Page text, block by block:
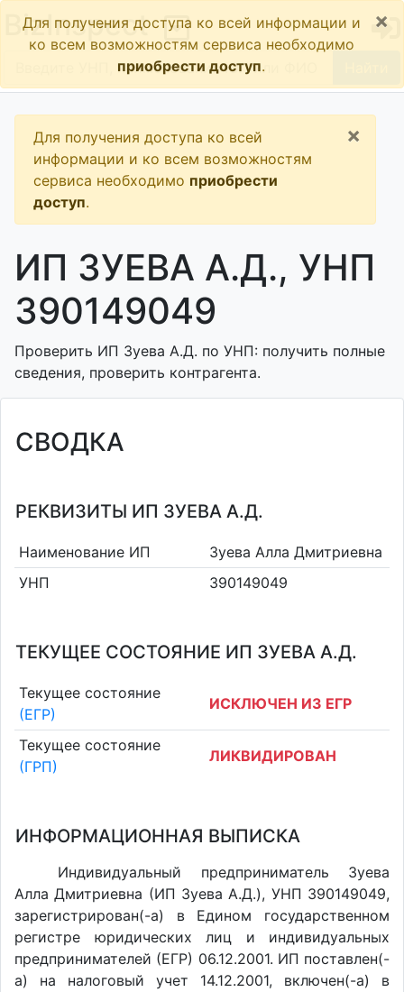
BizInspect
Для получения доступа ко всей информации и
ко всем возможностям сервиса необходимо
приобрести доступ.
×
Для получения доступа ко всей
информации и ко всем возможностям
сервиса необходимо приобрести
доступ.
×
ИП ЗУЕВА А.Д., УНП
390149049
Проверить ИП Зуева А.Д. по УНП: получить полные
сведения, проверить контрагента.
СВОДКА
РЕКВИЗИТЫ ИП ЗУЕВА А.Д.
Наименование ИП
Зуева Алла Дмитриевна
УНП
390149049
ТЕКУЩЕЕ СОСТОЯНИЕ ИП ЗУЕВА А.Д.
Текущее состояние
(ЕГР)
ИСКЛЮЧЕН ИЗ ЕГР
Текущее состояние
(ГРП)
ЛИКВИДИРОВАН
ИНФОРМАЦИОННАЯ ВЫПИСКА
Индивидуальный предприниматель Зуева
Алла Дмитриевна (ИП Зуева А.Д.), УНП 390149049,
зарегистрирован(-а) в Едином государственном
регистре юридических лиц и индивидуальных
предпринимателей (ЕГР) 06.12.2001. ИП поставлен(-
a) на налоговый учет 14.12.2001, включен(-a) в